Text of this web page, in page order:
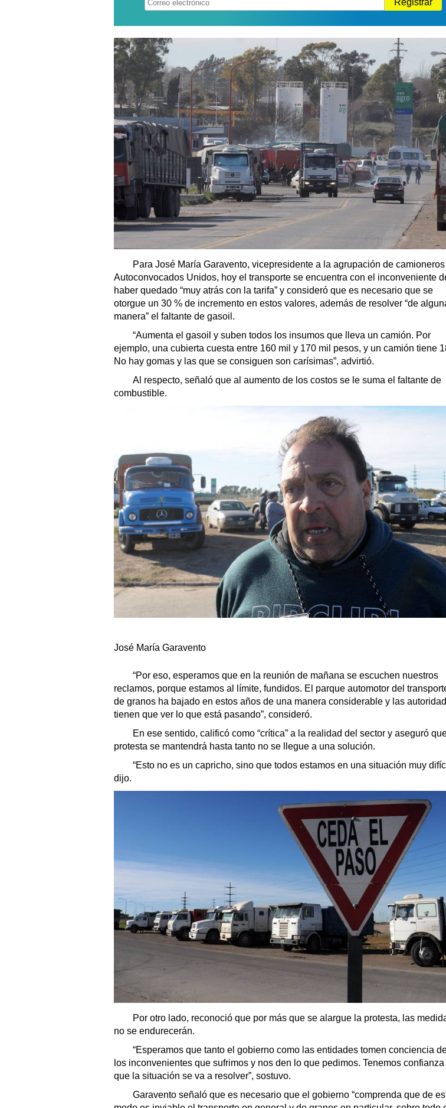
Para José María Garavento, vicepresidente a la agrupación de camioneros
Autoconvocados Unidos, hoy el transporte se encuentra con el inconveniente
haber quedado “muy atrás con la tarifa” y consideró que es necesario que se
otorgue un 30 % de incremento en estos valores, además de resolver “de
manera” el faltante de gasoil.
“Aumenta el gasoil y suben todos los insumos que lleva un camión. Por
ejemplo, una cubierta cuesta entre 160 mil y 170 mil pesos, y un camión tiene
No hay gomas y las que se consiguen son carísimas”, advirtió.
Al respecto, señaló que al aumento de los costos se le suma el faltante de
combustible.
José María Garavento
“Por eso, esperamos que en la reunión de mañana se escuchen nuestros
reclamos, porque estamos al límite, fundidos. El parque automotor del
de granos ha bajado en estos años de una manera considerable y las
tienen que ver lo que está pasando”, consideró.
En ese sentido, calificó como “crítica” a la realidad del sector y aseguró
protesta se mantendrá hasta tanto no se llegue a una solución.
“Esto no es un capricho, sino que todos estamos en una situación muy
dijo.
Por otro lado, reconoció que por más que se alargue la protesta, las
no se endurecerán.
“Esperamos que tanto el gobierno como las entidades tomen conciencia
los inconvenientes que sufrimos y nos den lo que pedimos. Tenemos confianza
que la situación se va a resolver”, sostuvo.
Garavento señaló que es necesario que el gobierno “comprenda que de